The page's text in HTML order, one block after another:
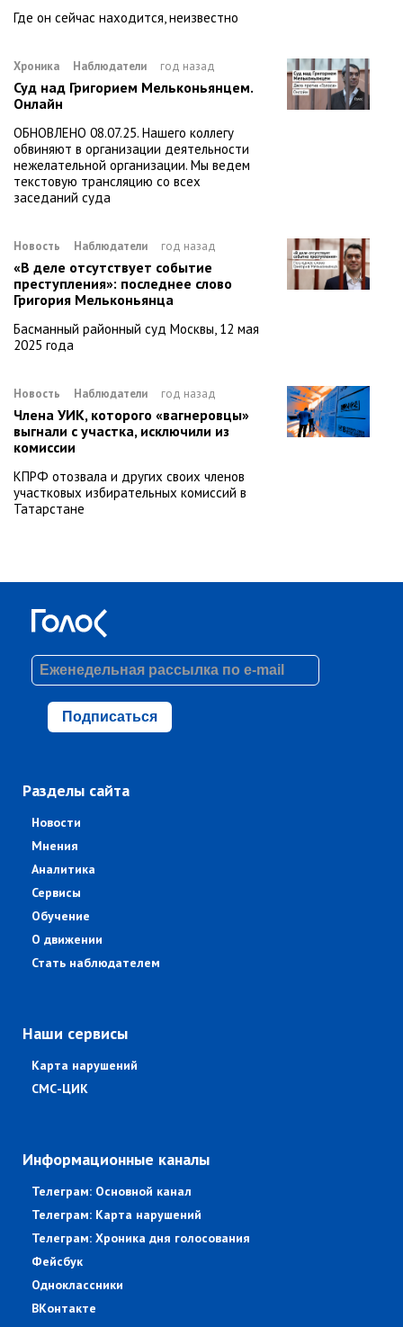
Где он сейчас находится, неизвестно
Хроника Наблюдатели год назад
Суд над Григорием Мельконьянцем.
Онлайн
ОБНОВЛЕНО 08.07.25. Нашего коллегу
обвиняют в организации деятельности
нежелательной организации. Мы ведем
текстовую трансляцию со всех
заседаний суда
Новость Наблюдатели год назад
«В деле отсутствует событие
преступления»: последнее слово
Григория Мельконьянца
Басманный районный суд Москвы, 12 мая
2025 года
Новость Наблюдатели год назад
Члена УИК, которого «вагнеровцы»
выгнали с участка, исключили из
комиссии
КПРФ отозвала и других своих членов
участковых избирательных комиссий в
Татарстане
Подписаться
Разделы сайта
Новости
Мнения
Аналитика
Сервисы
Обучение
О движении
Стать наблюдателем
Наши сервисы
Карта нарушений
СМС-ЦИК
Информационные каналы
Телеграм: Основной канал
Телеграм: Карта нарушений
Телеграм: Хроника дня голосования
Фейсбук
Одноклассники
ВКонтакте